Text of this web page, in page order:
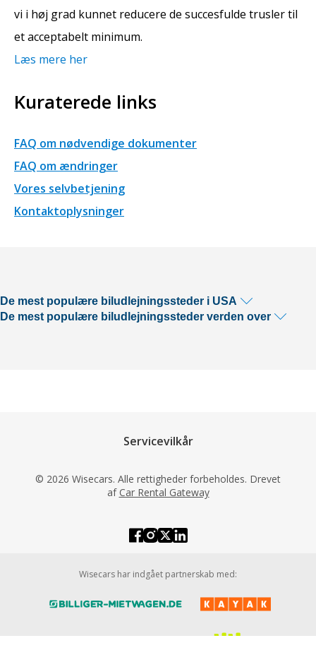
vi i høj grad kunnet reducere de succesfulde trusler til
et acceptabelt minimum.
Læs mere her
Kuraterede links
FAQ om nødvendige dokumenter
FAQ om ændringer
Vores selvbetjening
Kontaktoplysninger
De mest populære biludlejningssteder i USA
De mest populære biludlejningssteder verden over
Servicevilkår
© 2026 Wisecars. Alle rettigheder forbeholdes. Drevet
af Car Rental Gateway
Wisecars har indgået partnerskab med: